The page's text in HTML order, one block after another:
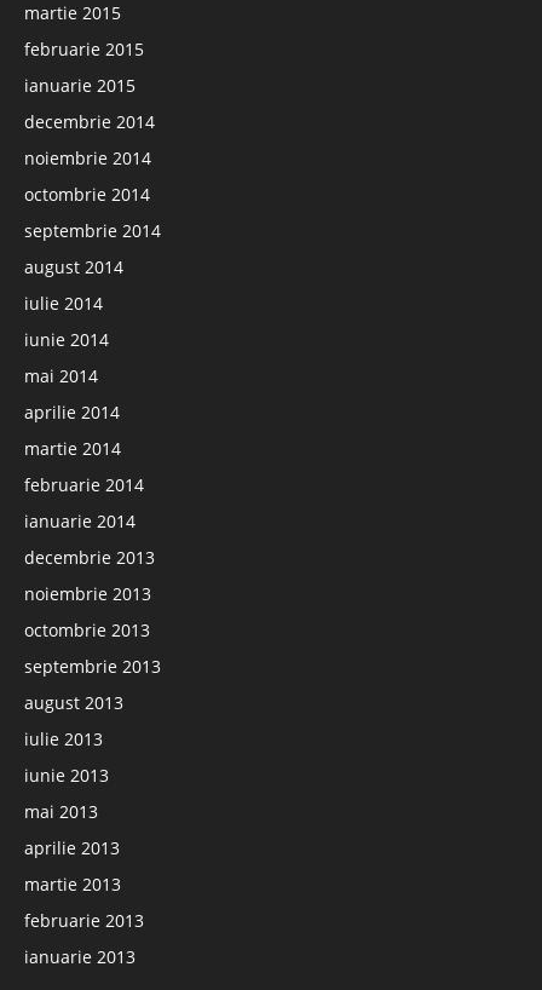
martie 2015
februarie 2015
ianuarie 2015
decembrie 2014
noiembrie 2014
octombrie 2014
septembrie 2014
august 2014
iulie 2014
iunie 2014
mai 2014
aprilie 2014
martie 2014
februarie 2014
ianuarie 2014
decembrie 2013
noiembrie 2013
octombrie 2013
septembrie 2013
august 2013
iulie 2013
iunie 2013
mai 2013
aprilie 2013
martie 2013
februarie 2013
ianuarie 2013